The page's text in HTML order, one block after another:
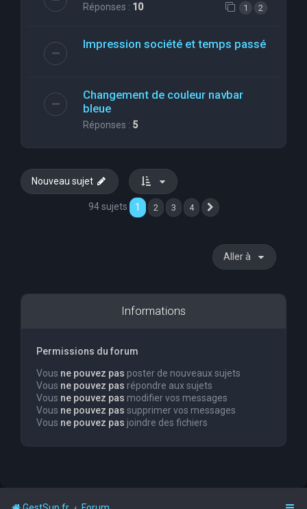
Réponses : 10 1 2
Impression société et temps passé
Changement de couleur navbar
bleue
Réponses : 5
Nouveau sujet
94 sujets 1 2 3 4
Aller à
Informations
Permissions du forum
Vous ne pouvez pas poster de nouveaux sujets
Vous ne pouvez pas répondre aux sujets
Vous ne pouvez pas modifier vos messages
Vous ne pouvez pas supprimer vos messages
Vous ne pouvez pas joindre des fichiers